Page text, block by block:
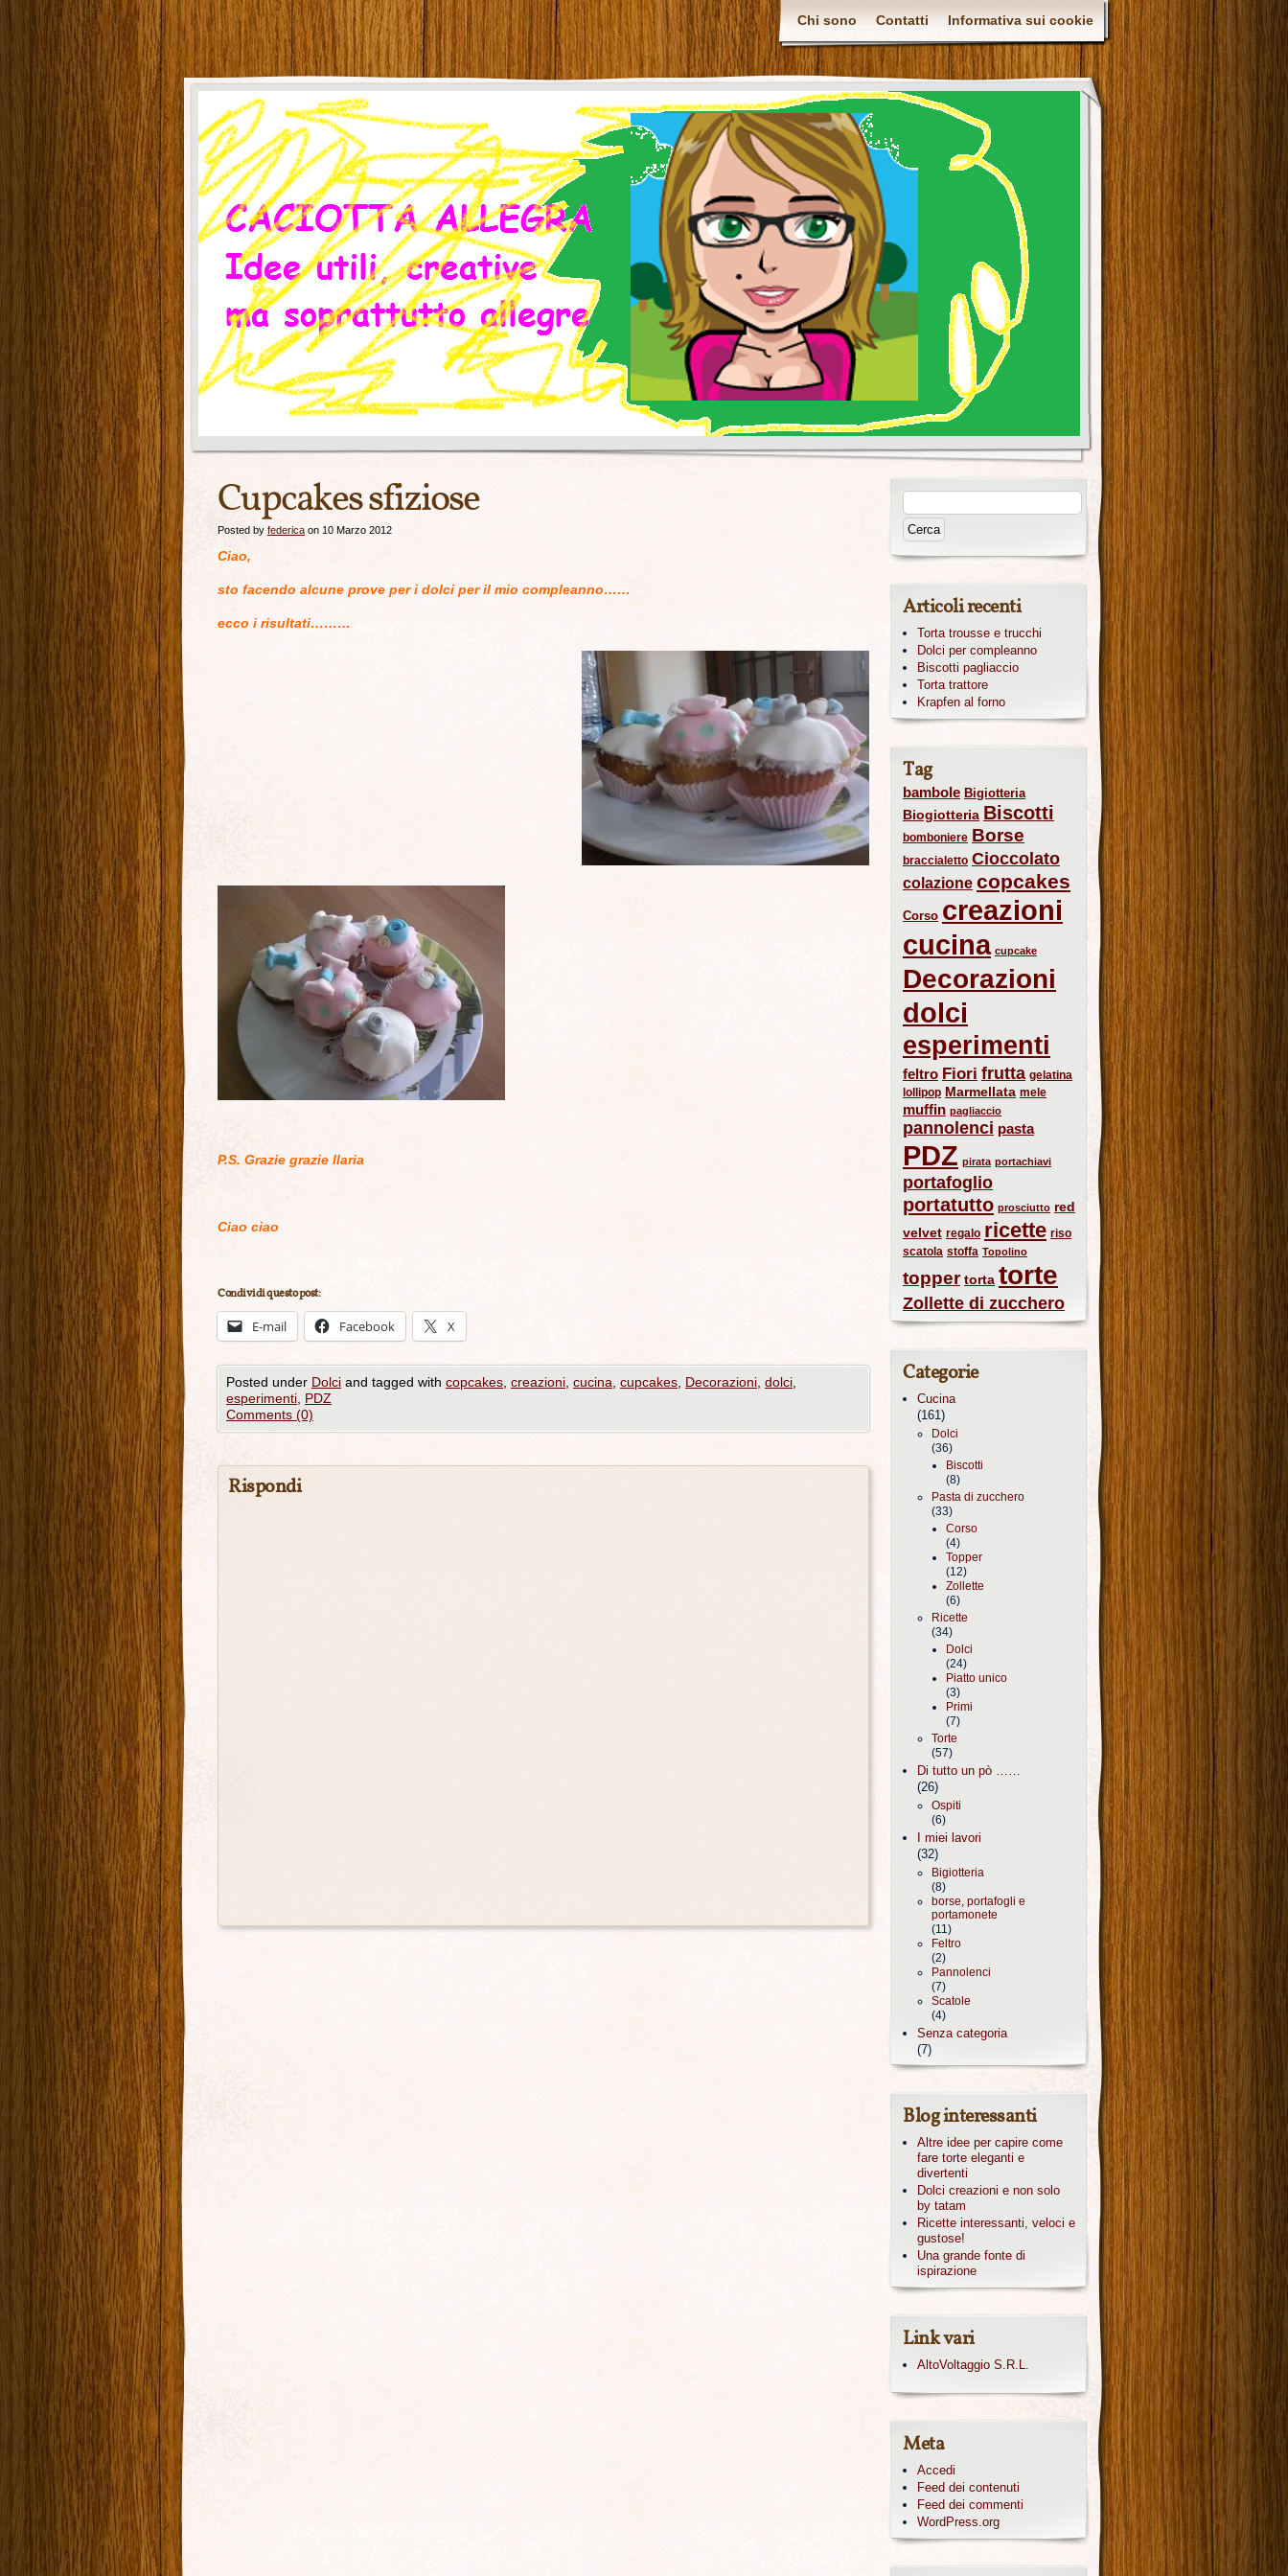
Chi sono Contatti Informativa sui cookie
Cupcakes sfiziose
Posted by federica on 10 Marzo 2012
Ciao,
sto facendo alcune prove per i dolci per il mio compleanno……
ecco i risultati………
P.S. Grazie grazie Ilaria
Ciao ciao
Condividi questo post:
E-mail Facebook X
Posted under Dolci and tagged with copcakes creazioni cucina cupcakes Decorazioni dolci
esperimenti PDZ
Comments (0)
Rispondi
Articoli recenti
Torta trousse e trucchi
Dolci per compleanno
Biscotti pagliaccio
Torta trattore
Krapfen al forno
Tag
bambole Bigiotteria
Biogiotteria Biscotti
bomboniere Borse
braccialetto Cioccolato
colazione copcakes
Corso creazioni
cucina cupcake
Decorazioni
dolci
esperimenti
feltro Fiori frutta gelatina
lollipop Marmellata mele
muffin pagliaccio
pannolenci pasta
PDZ pirata portachiavi
portafoglio
portatutto prosciutto red
velvet regalo ricette riso
scatola stoffa Topolino
topper torta torte
Zollette di zucchero
Categorie
Cucina
(161)
Dolci
(36)
Biscotti
(8)
Pasta di zucchero
(33)
Corso
(4)
Topper
(12)
Zollette
(6)
Ricette
(34)
Dolci
(24)
Piatto unico
(3)
Primi
(7)
Torte
(57)
Di tutto un pò ……
(26)
Ospiti
(6)
I miei lavori
(32)
Bigiotteria
(8)
borse, portafogli e
portamonete
(11)
Feltro
(2)
Pannolenci
(7)
Scatole
(4)
Senza categoria
(7)
Blog interessanti
Altre idee per capire come
fare torte eleganti e
divertenti
Dolci creazioni e non solo
by tatam
Ricette interessanti, veloci e
gustose!
Una grande fonte di
ispirazione
Link vari
AltoVoltaggio S.R.L.
Meta
Accedi
Feed dei contenuti
Feed dei commenti
WordPress.org